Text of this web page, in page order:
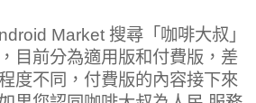
Market 搜尋「咖啡大叔」
目前分為適用版和付費版，差
度不同，付費版的內容接下來